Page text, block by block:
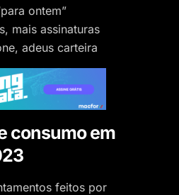
ontem”
mais assinaturas
adeus carteira
consumo em
feitos por